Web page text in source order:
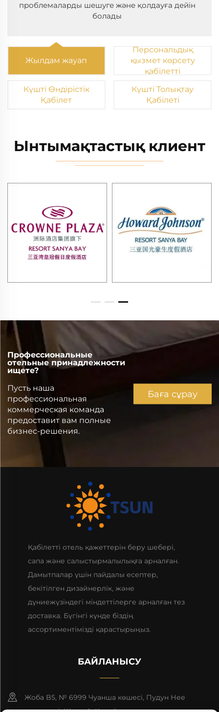
проблемаларды шешуге және қолдауға дейін
болады
Жылдам жауап
Персональдық
қызмет көрсету
қабілетті
Күшті Өндірістік
Қабілет
Күшті Толықтау
Қабілеті
Ынтымақтастық клиент
Профессиональные
отельные принадлежности
ищете?
Пусть наша
профессиональная
коммерческая команда
предоставит вам полные
бизнес-решения.
Баға сұрау
Қабілетті отель қажеттерін беру шебері,
сапа және салыстырмалылықға арналған.
Дамытпалар үшін пайдалы есептер,
бекітілген дизайнерлік, және
дүниежүзіндегі міндеттілерге арналған тез
доставка. Бүгінгі күнде біздің
ассортиментімізді қарастырыңыз.
БАЙЛАНЫСУ
Жоба B5, № 6999 Чуанша көшесі, Пудун Нее